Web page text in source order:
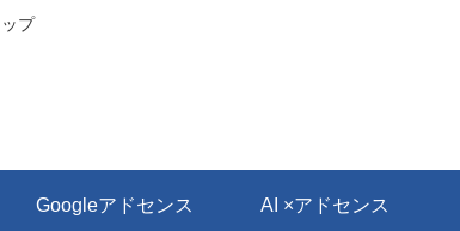
プ
Googleアドセンス AI ×アドセンス